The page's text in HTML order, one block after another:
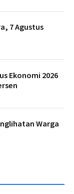
7 Agustus
Ekonomi 2026
Warga